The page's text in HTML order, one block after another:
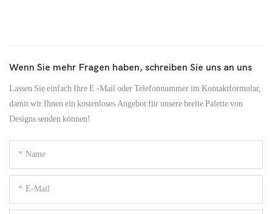
Wenn Sie mehr Fragen haben, schreiben Sie uns an uns
Lassen Sie einfach Ihre E -Mail oder Telefonnummer im Kontaktformular,
damit wir Ihnen ein kostenloses Angebot für unsere breite Palette von
Designs senden können!
Name
E-Mail